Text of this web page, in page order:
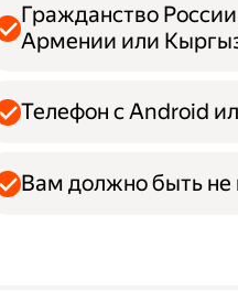
Гражданство
Армении или
Телефон с Android
Вам должно быть не